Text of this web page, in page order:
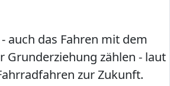
auch das Fahren mit dem
Grunderziehung zählen - laut
zur Zukunft.